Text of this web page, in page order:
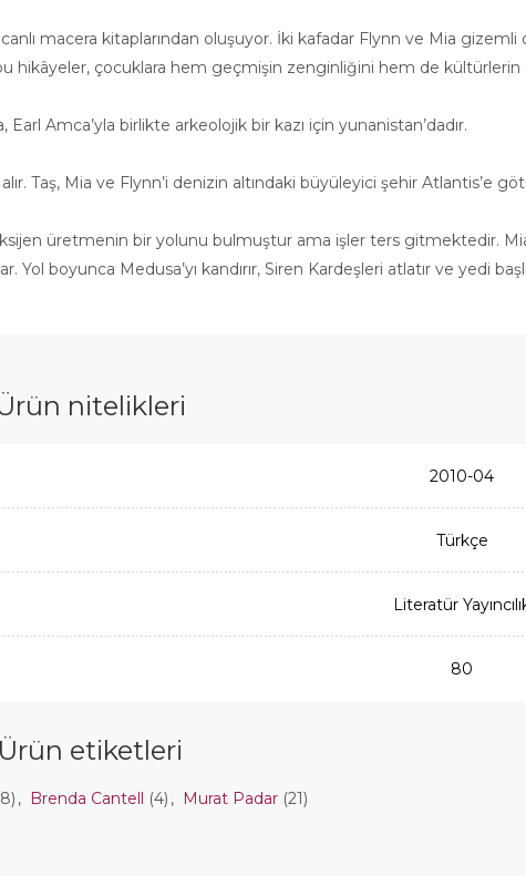
macera kitaplarından oluşuyor. İki kafadar Flynn ve Mia gizemli
hikâyeler, çocuklara hem geçmişin zenginliğini hem de kültürlerin
Earl Amca’yla birlikte arkeolojik bir kazı için yunanistan’dadır.
Taş, Mia ve Flynn’i denizin altındaki büyüleyici şehir Atlantis’e
oksijen üretmenin bir yolunu bulmuştur ama işler ters gitmektedir.
boyunca Medusa’yı kandırır, Siren Kardeşleri atlatır ve yedi
nitelikleri
2010-04
Türkçe
Literatür
80
Ürün etiketleri
, Brenda Cantell (4) , Murat Padar (21)